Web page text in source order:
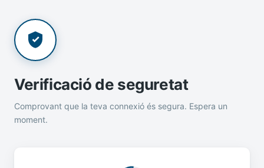
Verificació de seguretat
Comprovant que la teva connexió és segura. Espera un
moment.